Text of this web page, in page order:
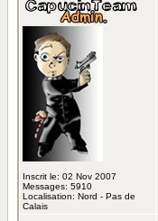
Inscrit le: 02 Nov 2007
Messages: 5910
Localisation: Nord - Pas de
Calais